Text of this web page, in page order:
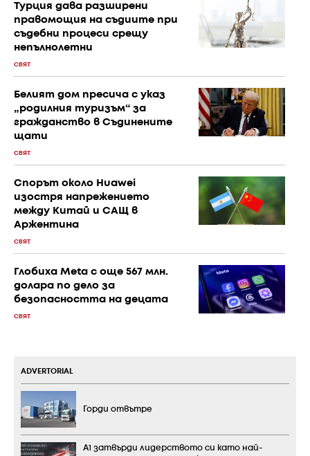
Турция дава разширени
правомощия на съдиите при
съдебни процеси срещу
непълнолетни
СВЯТ
Белият дом пресича с указ
„родилния туризъм“ за
гражданство в Съдинените
щати
СВЯТ
Спорът около Huawei
изостря напрежението
между Китай и САЩ в
Аржентина
СВЯТ
Глобиха Meta с още 567 млн.
долара по дело за
безопасността на децата
СВЯТ
ADVERTORIAL
Горди отвътре
А1 затвърди лидерството си като най-